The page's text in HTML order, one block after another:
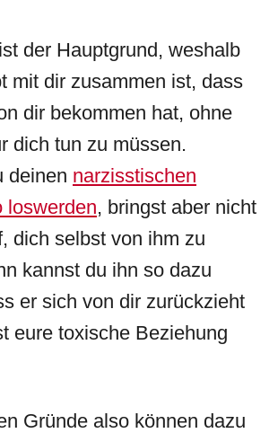
der Hauptgrund, weshalb
mit dir zusammen ist, dass
dir bekommen hat, ohne
dich tun zu müssen.
deinen narzisstischen
loswerden, bringst aber nicht
dich selbst von ihm zu
kannst du ihn so dazu
er sich von dir zurückzieht
eure toxische Beziehung
Gründe also können dazu